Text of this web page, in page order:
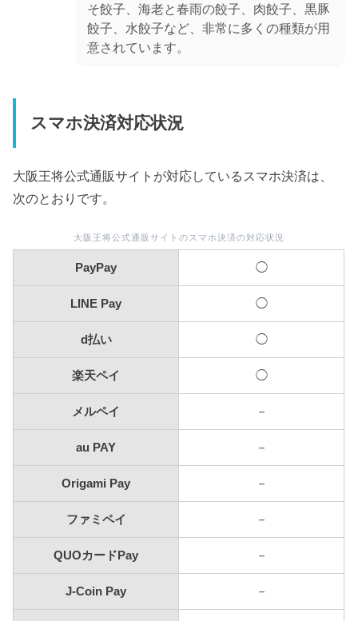
そ餃子、海老と春雨の餃子、肉餃子、黒豚
餃子、水餃子など、非常に多くの種類が用
意されています。
スマホ決済対応状況
大阪王将公式通販サイトが対応しているスマホ決済は、
次のとおりです。
大阪王将公式通販サイトのスマホ決済の対応状況
PayPay ◯
LINE Pay ◯
d払い ◯
楽天ペイ ◯
メルペイ －
au PAY －
Origami Pay －
ファミペイ －
QUOカードPay －
J-Coin Pay －